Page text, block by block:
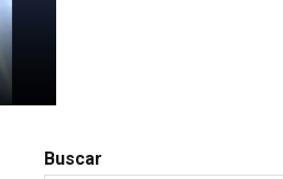
Buscar